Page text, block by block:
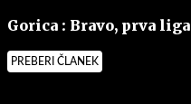
Gorica : Bravo, prva liga
PREBERI ČLANEK